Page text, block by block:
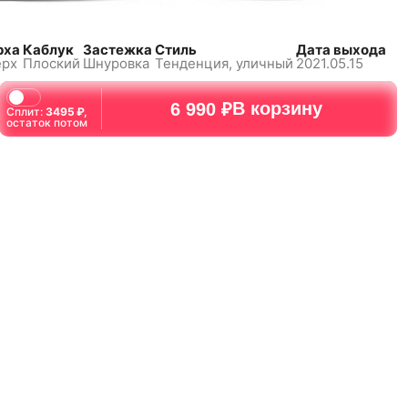
Каблук
Плоский
Застежка
Шнуровка
Стиль
Тенденция, уличный
Дата выхода
2021.05.15
Сплит:3495 ₽,
остаток потом
6 990 ₽В корзину